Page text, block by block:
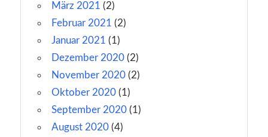
März 2021 (2)
Februar 2021 (2)
Januar 2021 (1)
Dezember 2020 (2)
November 2020 (2)
Oktober 2020 (1)
September 2020 (1)
August 2020 (4)